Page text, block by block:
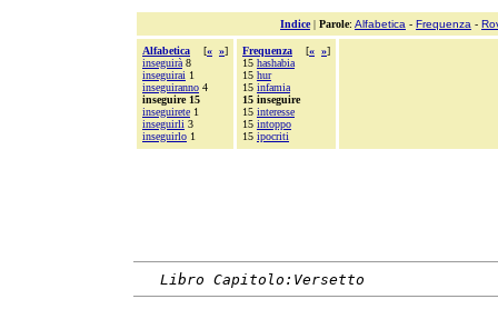
Indice| Parole: Alfabetica - Frequenza -
Alfabetica [« »]
inseguirà 8
inseguirai 1
inseguiranno 4
inseguire 15
inseguirete 1
inseguirli 3
inseguirlo 1
Frequenza [« »]
15 hashabia
15 hur
15 infamia
15 inseguire
15 interesse
15 intoppo
15 ipocriti
Libro Capitolo:Versetto